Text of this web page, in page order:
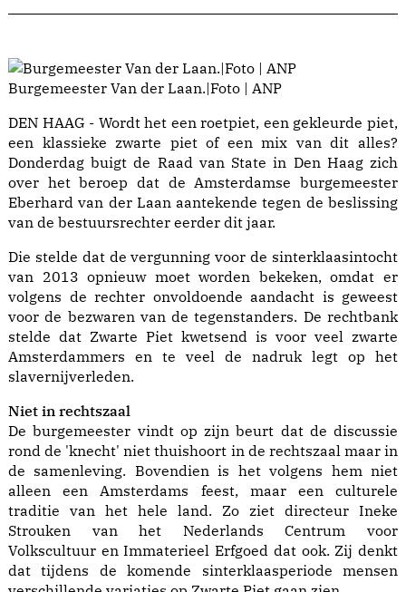
Burgemeester Van der Laan.|Foto | ANP
DEN HAAG - Wordt het een roetpiet, een gekleurde piet,
een klassieke zwarte piet of een mix van dit alles?
Donderdag buigt de Raad van State in Den Haag zich
over het beroep dat de Amsterdamse burgemeester
Eberhard van der Laan aantekende tegen de beslissing
van de bestuursrechter eerder dit jaar.
Die stelde dat de vergunning voor de sinterklaasintocht
van 2013 opnieuw moet worden bekeken, omdat er
volgens de rechter onvoldoende aandacht is geweest
voor de bezwaren van de tegenstanders. De rechtbank
stelde dat Zwarte Piet kwetsend is voor veel zwarte
Amsterdammers en te veel de nadruk legt op het
slavernijverleden.
Niet in rechtszaal
De burgemeester vindt op zijn beurt dat de discussie
rond de 'knecht' niet thuishoort in de rechtszaal maar in
de samenleving. Bovendien is het volgens hem niet
alleen een Amsterdams feest, maar een culturele
traditie van het hele land. Zo ziet directeur Ineke
Strouken van het Nederlands Centrum voor
Volkscultuur en Immaterieel Erfgoed dat ook. Zij denkt
dat tijdens de komende sinterklaasperiode mensen